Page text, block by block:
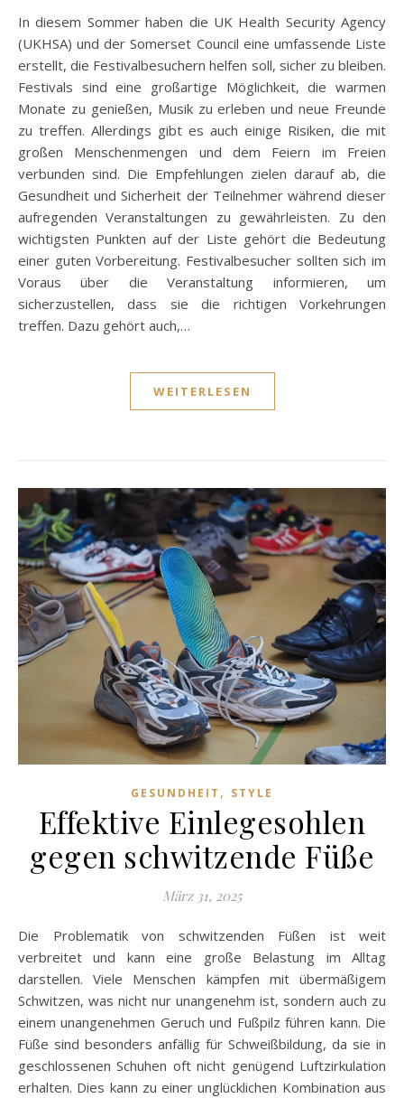
In diesem Sommer haben die UK Health Security Agency
(UKHSA) und der Somerset Council eine umfassende Liste
erstellt, die Festivalbesuchern helfen soll, sicher zu bleiben.
Festivals sind eine großartige Möglichkeit, die warmen
Monate zu genießen, Musik zu erleben und neue Freunde
zu treffen. Allerdings gibt es auch einige Risiken, die mit
großen Menschenmengen und dem Feiern im Freien
verbunden sind. Die Empfehlungen zielen darauf ab, die
Gesundheit und Sicherheit der Teilnehmer während dieser
aufregenden Veranstaltungen zu gewährleisten. Zu den
wichtigsten Punkten auf der Liste gehört die Bedeutung
einer guten Vorbereitung. Festivalbesucher sollten sich im
Voraus über die Veranstaltung informieren, um
sicherzustellen, dass sie die richtigen Vorkehrungen
treffen. Dazu gehört auch,…
WEITERLESEN
GESUNDHEIT , STYLE
Effektive Einlegesohlen
gegen schwitzende Füße
März 31, 2025
Die Problematik von schwitzenden Füßen ist weit
verbreitet und kann eine große Belastung im Alltag
darstellen. Viele Menschen kämpfen mit übermäßigem
Schwitzen, was nicht nur unangenehm ist, sondern auch zu
einem unangenehmen Geruch und Fußpilz führen kann. Die
Füße sind besonders anfällig für Schweißbildung, da sie in
geschlossenen Schuhen oft nicht genügend Luftzirkulation
erhalten. Dies kann zu einer unglücklichen Kombination aus